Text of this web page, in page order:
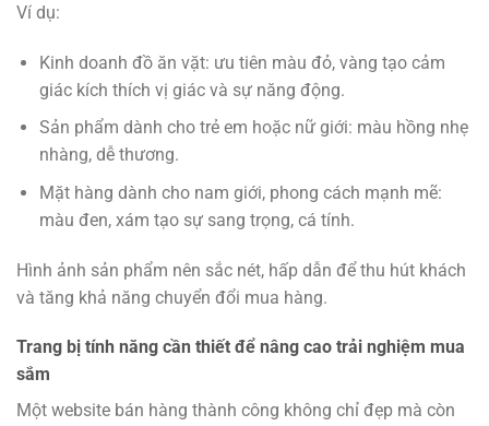
Ví dụ:
Kinh doanh đồ ăn vặt: ưu tiên màu đỏ, vàng tạo cảm
giác kích thích vị giác và sự năng động.
Sản phẩm dành cho trẻ em hoặc nữ giới: màu hồng nhẹ
nhàng, dễ thương.
Mặt hàng dành cho nam giới, phong cách mạnh mẽ:
màu đen, xám tạo sự sang trọng, cá tính.
Hình ảnh sản phẩm nên sắc nét, hấp dẫn để thu hút khách
và tăng khả năng chuyển đổi mua hàng.
Trang bị tính năng cần thiết để nâng cao trải nghiệm mua
sắm
Một website bán hàng thành công không chỉ đẹp mà còn